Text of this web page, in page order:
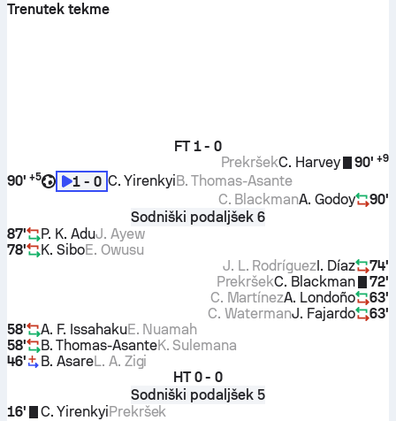
Trenutek tekme
FT 1 - 0
90' +9
C. Harvey
Prekršek
90' +5 1 - 0 C. YirenkyiB. Thomas-Asante
90'
A. Godoy
C. Blackman
Sodniški podaljšek 6
87'
P. K. AduJ. Ayew
78'
K. SiboE. Owusu
74'
I. Díaz
J. L. Rodríguez
72'
C. Blackman
Prekršek
63'
A. Londoño
C. Martínez
63'
J. Fajardo
C. Waterman
58'
A. F. IssahakuE. Nuamah
58'
B. Thomas-AsanteK. Sulemana
46'
B. AsareL. A. Zigi
HT 0 - 0
Sodniški podaljšek 5
16'
C. YirenkyiPrekršek